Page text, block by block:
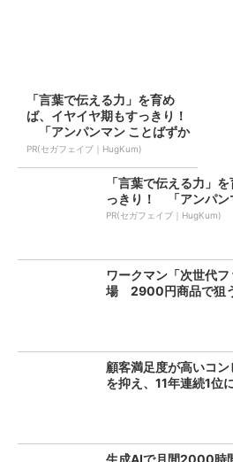
「言葉で伝える力」を育め
ば、イヤイヤ期もすっきり！
「アンパンマン ことばずか
ん...
PR(セガフェイブ｜HugKum)
「言葉で伝える力」
っきり！ 「アンパン
PR(セガフェイブ｜HugKum)
ワークマン「次世代
場 2900円商品で狙
顧客満足度が高いコ
を抑え、11年連続1位
生成AIで月間2000